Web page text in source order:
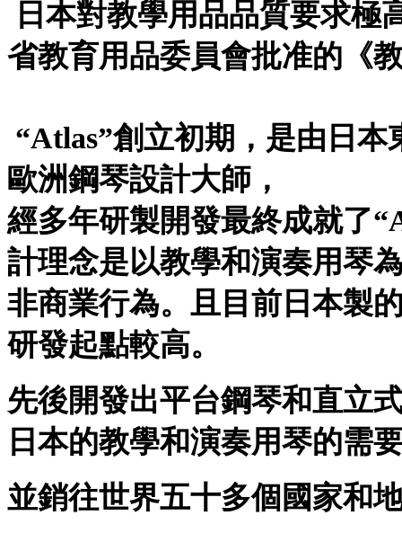
日本對教學用品品質要求極
省教育用品委員會批准的《
“Atlas”創立初期，是由日
歐洲鋼琴設計大師，
經多年研製開發最終成就了
計理念是以教學和演奏用琴
非商業行為。且目前日本製
研發起點較高。
先後開發出平台鋼琴和直立
日本的教學和演奏用琴的需
並銷往世界五十多個國家和